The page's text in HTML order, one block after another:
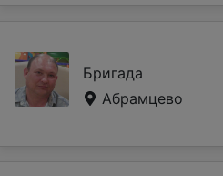
Бригада
Абрамцево